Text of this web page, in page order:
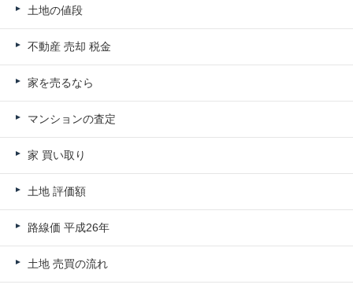
土地の値段
不動産 売却 税金
家を売るなら
マンションの査定
家 買い取り
土地 評価額
路線価 平成26年
土地 売買の流れ